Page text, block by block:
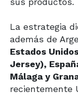
La estrategia
además de
Estados
Jersey),
Málaga y
recientemente